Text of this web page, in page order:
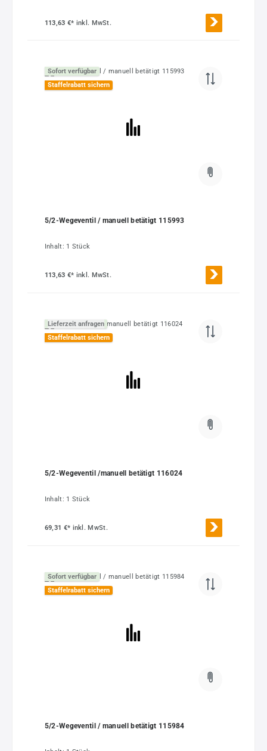
113,63 €* inkl. MwSt.
Sofort verfügbar
Staffelrabatt sichern
5/2-Wegeventil / manuell betätigt 115993
Inhalt: 1 Stück
113,63 €* inkl. MwSt.
Lieferzeit anfragen
Staffelrabatt sichern
5/2-Wegeventil /manuell betätigt 116024
Inhalt: 1 Stück
69,31 €* inkl. MwSt.
Sofort verfügbar
Staffelrabatt sichern
5/2-Wegeventil / manuell betätigt 115984